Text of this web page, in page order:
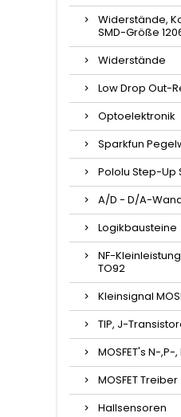
Widerstände,
SMD-Größe
Widerstände
Low Drop Out-
Optoelektronik
Sparkfun
Pololu Step-Up
A/D - D/A-
Logikbausteine
NF-
TO92
Kleinsignal
TIP, J-
MOSFET's N-,P-,
MOSFET Treiber
Hallsensoren